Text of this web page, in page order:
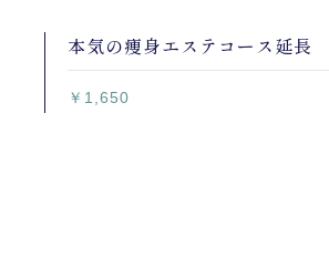
本気の痩身エステコース延長
￥1,650